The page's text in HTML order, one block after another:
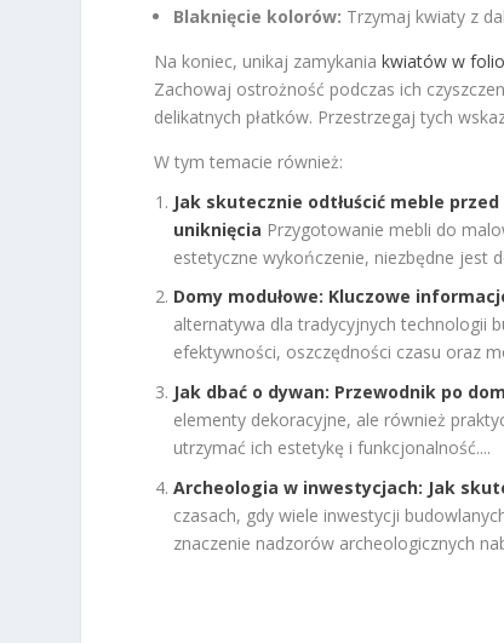
Blaknięcie kolorów: Trzymaj kwiaty z
Na koniec, unikaj zamykaniakwiatów w
Zachowaj ostrożność podczas ich
delikatnych płatków. Przestrzegaj tych
W tym temacie również:
Jak skutecznie odtłuścić meble
uniknięcia Przygotowanie mebli do
estetyczne wykończenie, niezbędne jest
Domy modułowe: Kluczowe
alternatywa dla tradycyjnych technologii
efektywności, oszczędności czasu oraz
Jak dbać o dywan: Przewodnik po
elementy dekoracyjne, ale również
utrzymać ich estetykę i funkcjonalność....
Archeologia w inwestycjach: Jak
czasach, gdy wiele inwestycji
znaczenie nadzorów archeologicznych